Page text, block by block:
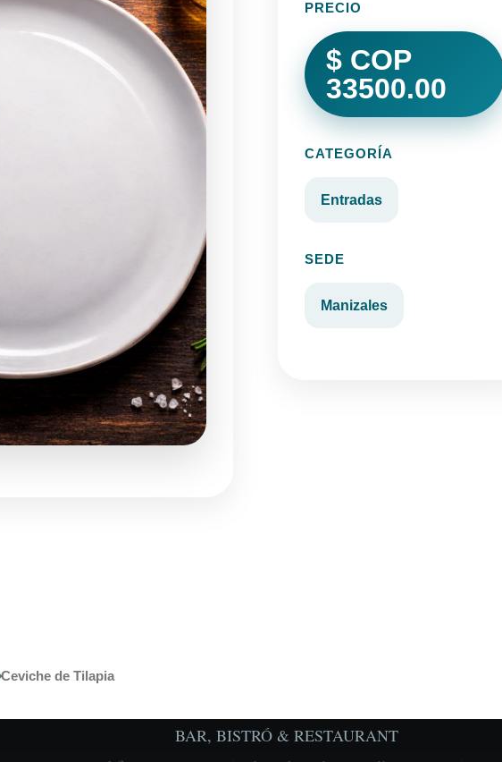
PRECIO
$ COP
33500.00
CATEGORÍA
Entradas
SEDE
Manizales
Ceviche de Tilapia
BAR, BISTRÓ & RESTAURANT